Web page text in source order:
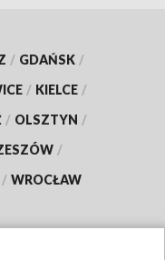
/ GDAŃSK /
/ KIELCE /
/ OLSZTYN /
/
/ WROCŁAW